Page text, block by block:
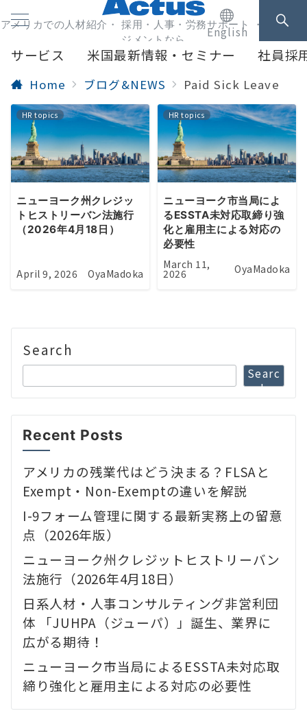
アメリカでの人材紹介・ 採用・人事・労務サポート ・人事マネ
ジメントなら
English
サービス 米国最新情報・セミナー 社員採
Home ブログ&NEWS Paid Sick Leave
HR topics
ニューヨーク州クレジッ
トヒストリーバン法施行
（2026年4月18日）
April 9, 2026 OyaMadoka
HR topics
ニューヨーク市当局によ
るESSTA未対応取締り強
化と雇用主による対応の
必要性
March 11,
2026 OyaMadoka
Search
Searc
h
Recent Posts
アメリカの残業代はどう決まる？FLSAと
Exempt・Non-Exemptの違いを解説
I-9フォーム管理に関する最新実務上の留意
点（2026年版）
ニューヨーク州クレジットヒストリーバン
法施行（2026年4月18日）
日系人材・人事コンサルティング非営利団
体 「JUHPA（ジューパ）」誕生、業界に
広がる期待！
ニューヨーク市当局によるESSTA未対応取
締り強化と雇用主による対応の必要性